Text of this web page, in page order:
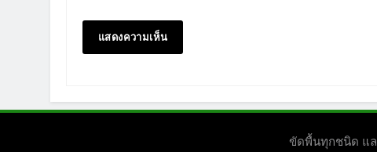
ขัดพื้นทุกชนิด แล